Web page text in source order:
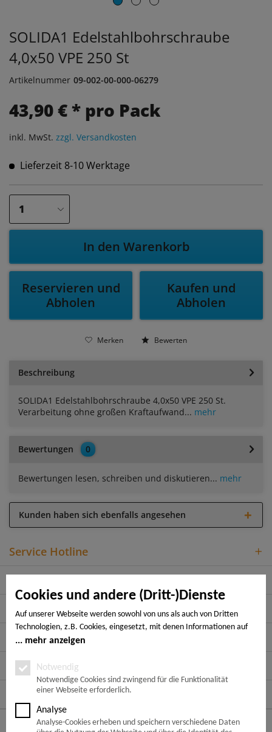
Cookies und andere (Dritt-)Dienste
Auf unserer Webseite werden sowohl von uns als auch von Dritten
Technologien, z.B. Cookies, eingesetzt, mit denen Informationen auf
Ihrem Endgerät gespeichert und/oder von Ihrem Endgerät abgerufen
Notwendige Cookies, Analyse-, Marketing- und Statistik-Cookies. Bei
den notwendigen Cookies handelt es sich um solche, die technisch
notwendig sind, um den von Ihnen gewünschten Dienst
bereitzustellen, die übrigen Cookies werden nur auf Grund einer von
Ihnen erteilten Einwilligung gesetzt. Die Einwilligung ist freiwillig.
Personen, die das 16. Lebensjahr noch nicht vollendet haben,
mehr anzeigen
Notwendig
Notwendige Cookies sind zwingend für die Funktionalität
einer Webseite erforderlich.
Analyse
Analyse-Cookies erheben und speichern verschiedene Daten
SOLIDA1 Edelstahlbohrschraube
4,0x50 VPE 250 St
Artikelnummer 09-002-00-000-06279
43,90 € * pro Pack
inkl. MwSt. zzgl. Versandkosten
Lieferzeit 8-10 Werktage
In den Warenkorb
Reservieren und
Abholen
Kaufen und
Abholen
Merken Bewerten
Beschreibung
SOLIDA1 Edelstahlbohrschraube 4,0x50 VPE 250 St.
Verarbeitung ohne großen Kraftaufwand... mehr
Bewertungen 0
Bewertungen lesen, schreiben und diskutieren... mehr
Kunden haben sich ebenfalls angesehen
Service Hotline
Informationen
Rechtliches
Zahlungsarten
Folge uns auf:
Versandarten